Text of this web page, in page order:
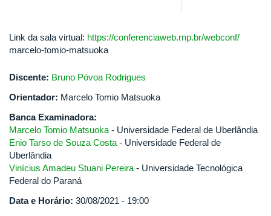
Link da sala virtual: https://conferenciaweb.rnp.br/webconf/
marcelo-tomio-matsuoka
Discente: Bruno Póvoa Rodrigues
Orientador: Marcelo Tomio Matsuoka
Banca Examinadora:
Marcelo Tomio Matsuoka - Universidade Federal de Uberlândia
Enio Tarso de Souza Costa - Universidade Federal de
Uberlândia
Vinícius Amadeu Stuani Pereira - Universidade Tecnológica
Federal do Paraná
Data e Horário: 30/08/2021 - 19:00